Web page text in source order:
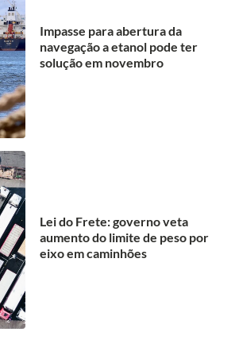
Impasse para abertura da
navegação a etanol pode ter
solução em novembro
Lei do Frete: governo veta
aumento do limite de peso por
eixo em caminhões